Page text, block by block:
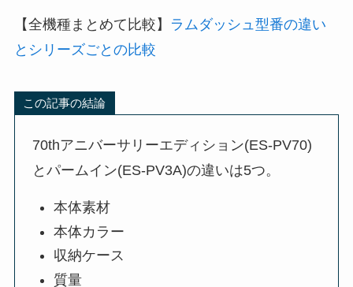
【全機種まとめて比較】
ラムダッシュ型番の違い
とシリーズごとの比較
この記事の結論
70thアニバーサリーエディション(ES-PV70)
とパームイン(ES-PV3A)の違いは5つ。
本体素材
本体カラー
収納ケース
質量